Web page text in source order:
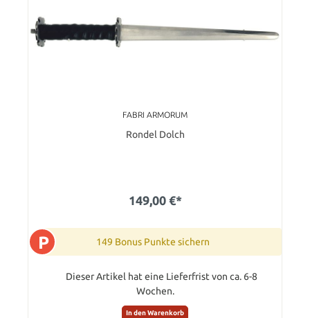
FABRI ARMORUM
Rondel Dolch
149,00 €*
P 149 Bonus Punkte sichern
Dieser Artikel hat eine Lieferfrist von ca. 6-8
Wochen.
In den Warenkorb